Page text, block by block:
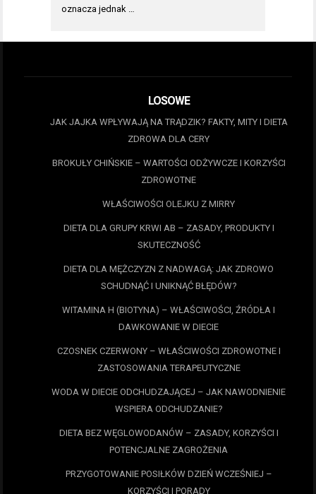
oznacza jednak …
LOSOWE
JAK JAJKA WPŁYWAJĄ NA TRĄDZIK? FAKTY, MITY I DIETA
ZDROWA DLA CERY
BROKUŁY CHIŃSKIE – WARTOŚCI ODŻYWCZE I KORZYŚCI
ZDROWOTNE
WŁAŚCIWOŚCI OLEJKU Z MIRRY
DIETA DLA GRUPY KRWI AB – ZASADY, PRODUKTY I
SKUTECZNOŚĆ
DIETA DLA MĘŻCZYZN Z NADWAGĄ: JAK ZDROWO
SCHUDNĄĆ I UNIKNĄĆ BŁĘDÓW?
WITAMINA H (BIOTYNA) – WŁAŚCIWOŚCI, ŹRÓDŁA I
DAWKOWANIE W DIECIE
CZOSNEK CZERWONY – WŁAŚCIWOŚCI ZDROWOTNE I
ZASTOSOWANIA TERAPEUTYCZNE
WODA W DIECIE ODCHUDZAJĄCEJ – JAK NAWODNIENIE
WSPIERA ODCHUDZANIE?
DIETA BEZ WĘGLOWODANÓW – ZASADY, KORZYŚCI I
POTENCJALNE ZAGROŻENIA
PRZYGOTOWANIE POSIŁKÓW DZIEŃ WCZEŚNIEJ –
KORZYŚCI I PORADY